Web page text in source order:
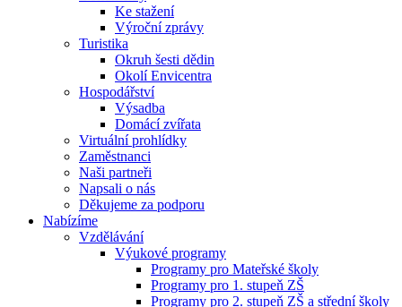
Ke stažení
Výroční zprávy
Turistika
Okruh šesti dědin
Okolí Envicentra
Hospodářství
Výsadba
Domácí zvířata
Virtuální prohlídky
Zaměstnanci
Naši partneři
Napsali o nás
Děkujeme za podporu
Nabízíme
Vzdělávání
Výukové programy
Programy pro Mateřské školy
Programy pro 1. stupeň ZŠ
Programy pro 2. stupeň ZŠ a střední školy